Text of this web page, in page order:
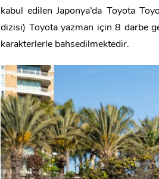
kabul edilen Japonya’da Toyota
dizisi) Toyota yazman için 8 darbe
karakterlerle bahsedilmektedir.